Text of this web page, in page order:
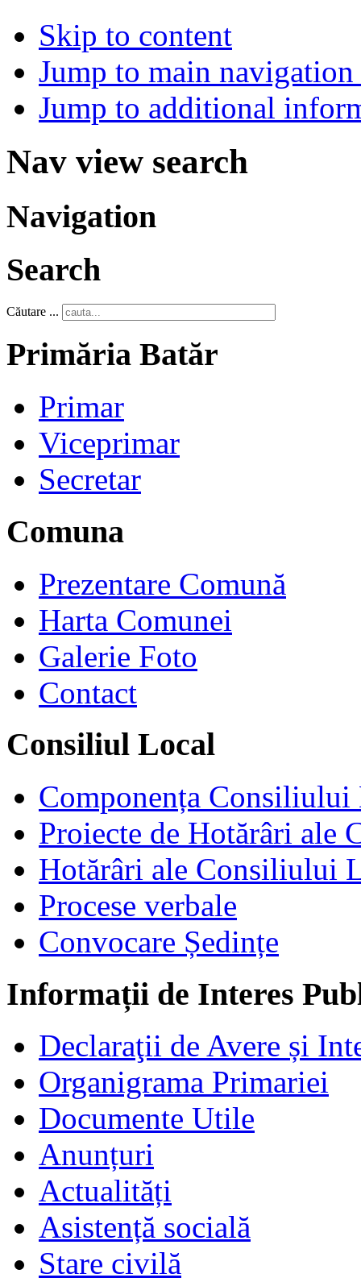
Skip to content
Jump to main
Jump to additional
Nav view search
Navigation
Search
Căutare ...
Primăria Batăr
Primar
Viceprimar
Secretar
Comuna
Prezentare Comună
Harta Comunei
Galerie Foto
Contact
Consiliul Local
Componența Consiliului
Proiecte de Hotărâri ale
Hotărâri ale Consiliului
Procese verbale
Convocare Ședințe
Informații de Interes
Declaraţii de Avere și
Organigrama Primariei
Documente Utile
Anunțuri
Actualități
Asistență socială
Stare civilă